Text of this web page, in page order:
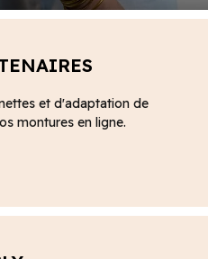
et d'adaptation de
montures en ligne.